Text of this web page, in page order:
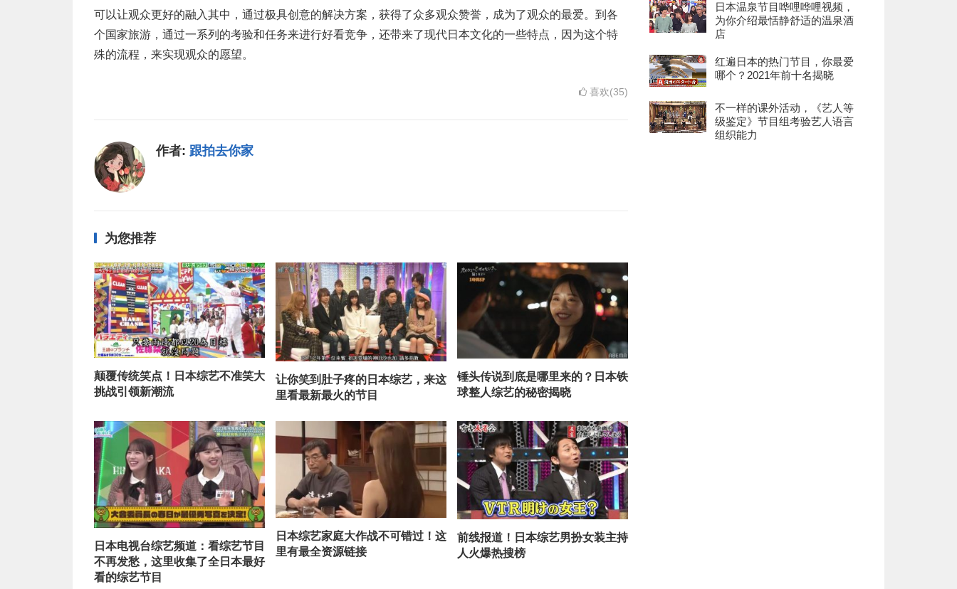
可以让观众更好的融入其中，通过极具创意的解决方案，获得了众多观众赞誉，成为了观众的最爱。到各
个国家旅游，通过一系列的考验和任务来进行好看竞争，还带来了现代日本文化的一些特点，因为这个特
殊的流程，来实现观众的愿望。
喜欢(35)
作者: 跟拍去你家
为您推荐
颠覆传统笑点！日本综艺不准笑大
挑战引领新潮流
让你笑到肚子疼的日本综艺，来这
里看最新最火的节目
锤头传说到底是哪里来的？日本铁
球整人综艺的秘密揭晓
日本电视台综艺频道：看综艺节目
不再发愁，这里收集了全日本最好
看的综艺节目
日本综艺家庭大作战不可错过！这
里有最全资源链接
前线报道！日本综艺男扮女装主持
人火爆热搜榜
日本温泉节目哗哩哗哩视频，
为你介绍最恬静舒适的温泉酒
店
红遍日本的热门节目，你最爱
哪个？2021年前十名揭晓
不一样的课外活动，《艺人等
级鉴定》节目组考验艺人语言
组织能力